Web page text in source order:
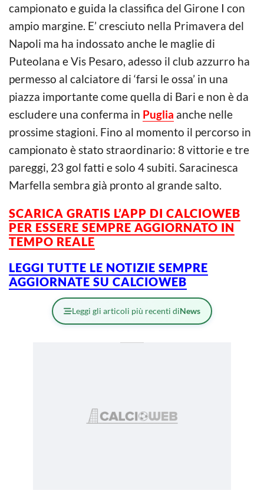
campionato e guida la classifica del Girone I con
ampio margine. E’ cresciuto nella Primavera del
Napoli ma ha indossato anche le maglie di
Puteolana e Vis Pesaro, adesso il club azzurro ha
permesso al calciatore di ‘farsi le ossa’ in una
piazza importante come quella di Bari e non è da
escludere una conferma in Puglia anche nelle
prossime stagioni. Fino al momento il percorso in
campionato è stato straordinario: 8 vittorie e tre
pareggi, 23 gol fatti e solo 4 subiti. Saracinesca
Marfella sembra già pronto al grande salto.
SCARICA GRATIS L’APP DI CALCIOWEB
PER ESSERE SEMPRE AGGIORNATO IN
TEMPO REALE
LEGGI TUTTE LE NOTIZIE SEMPRE
AGGIORNATE SU CALCIOWEB
Leggi gli articoli più recenti diNews